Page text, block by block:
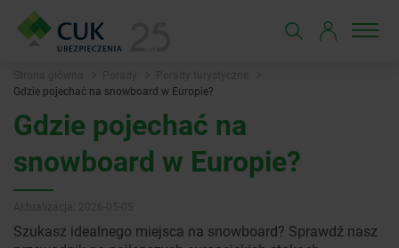
Gdzie pojechać na snowboard w Europie?
Gdzie pojechać na
snowboard w Europie?
Szukasz idealnego miejsca na snowboard? Sprawdź nasz